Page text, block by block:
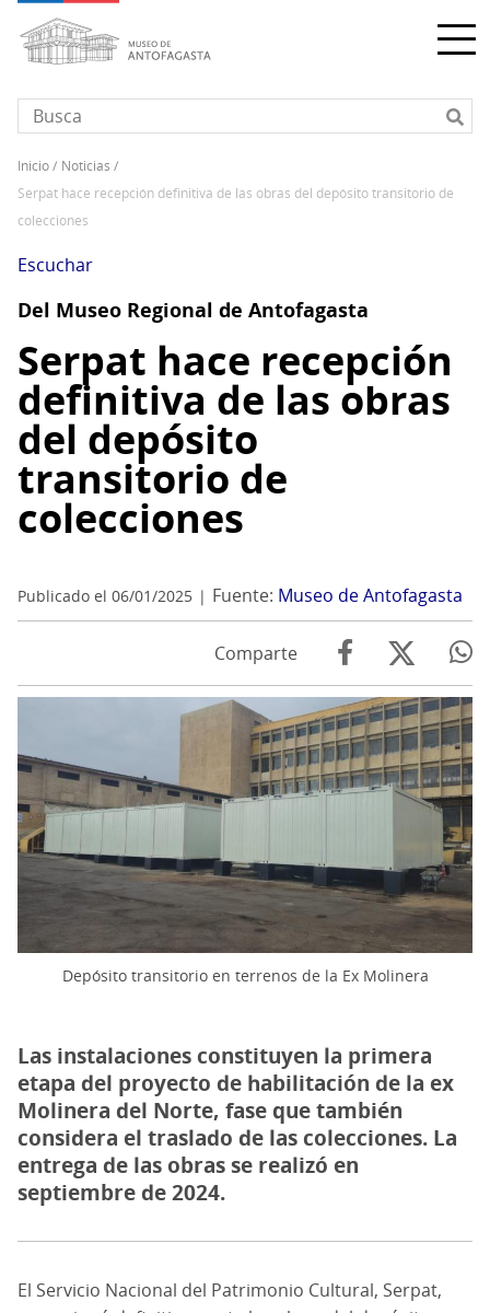
contenido
principal
Sobrescribir
enlaces
ayuda
a
la
navegación
inicio
noticias
serpat hace recepción definitiva de las obras del depósito transitorio de
colecciones
Escuchar
Del Museo Regional de Antofagasta
Serpat hace recepción
definitiva de las obras
del depósito
transitorio de
colecciones
Publicado el 06/01/2025 Fuente: Museo de Antofagasta
Comparte
Depósito transitorio en terrenos de la Ex Molinera
Las instalaciones constituyen la primera
etapa del proyecto de habilitación de la ex
Molinera del Norte, fase que también
considera el traslado de las colecciones. La
entrega de las obras se realizó en
septiembre de 2024.
El Servicio Nacional del Patrimonio Cultural, Serpat,